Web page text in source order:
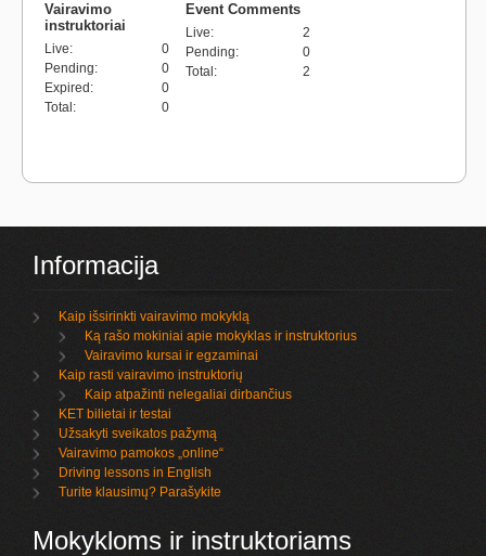
Vairavimo
instruktoriai
Live:
0
Pending:
0
Expired :
0
Total : 0
Event Comments
Live:
2
Pending:
0
Total : 2
Informacija
Kaip išsirinkti vairavimo mokyklą
Ką rašo mokiniai apie mokyklas ir instruktorius
Vairavimo kursai ir egzaminai
Kaip rasti vairavimo instruktorių
Kaip atpažinti nelegaliai dirbančius
KET bilietai ir testai
Užsakyti sveikatos pažymą
Vairavimo pamokos „online“
Driving lessons in English
Turite klausimų? Parašykite
Mokykloms ir instruktoriams